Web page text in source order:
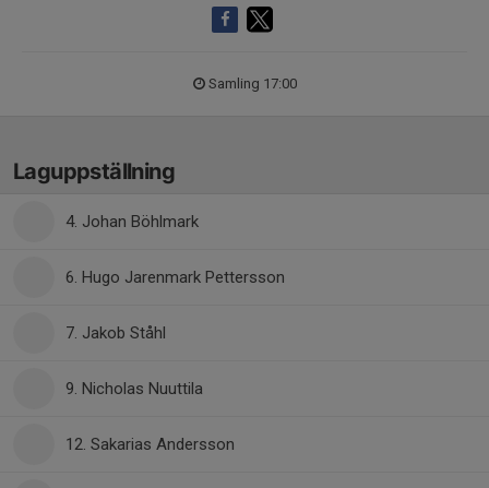
Samling 17:00
Laguppställning
4. Johan Böhlmark
6. Hugo Jarenmark Pettersson
7. Jakob Ståhl
9. Nicholas Nuuttila
12. Sakarias Andersson